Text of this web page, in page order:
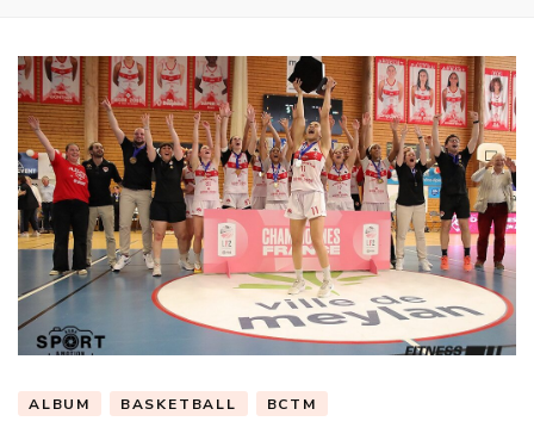
ALBUM BASKETBALL BCTM